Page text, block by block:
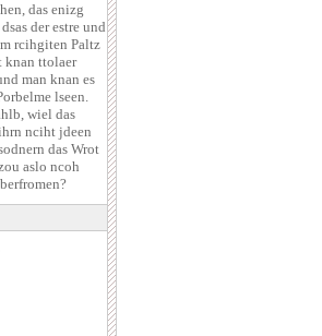
das enizg
der estre und
rcihgiten Paltz
knan ttolaer
man knan es
lseen.
wiel das
nciht jdeen
das Wrot
aslo ncoh